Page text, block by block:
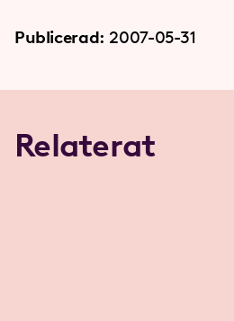
Publicerad: 2007-05-31
Relaterat